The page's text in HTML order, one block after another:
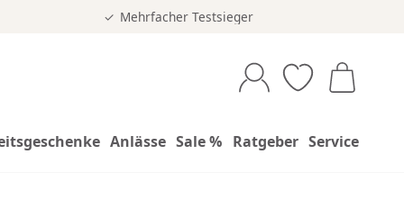
Mehrfacher Testsieger
Anlässe Sale % Ratgeber Service